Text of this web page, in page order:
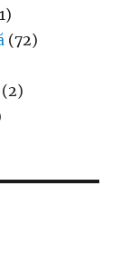
(72)
(2)